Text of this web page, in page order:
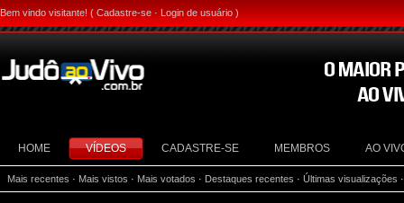
Bem vindo visitante! ( Cadastre-se · Login de usuário )
HOME VÍDEOS CADASTRE-SE MEMBROS AO
Mais recentes · Mais vistos · Mais votados · Destaques recentes · Últimas visualizações